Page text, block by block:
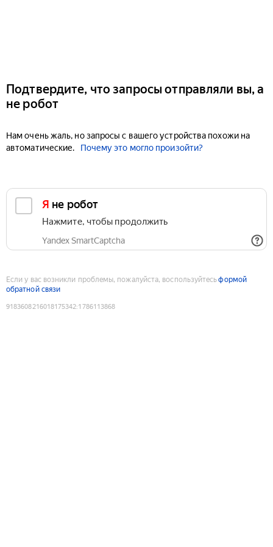
Подтвердите, что запросы отправляли вы, а
не робот
Нам очень жаль, но запросы с вашего устройства похожи на
автоматические.
Почему это могло произойти?
Я не робот
Нажмите, чтобы продолжить
Yandex SmartCaptcha
Если у вас возникли проблемы, пожалуйста, воспользуйтесьформой
обратной связи
9183608216018175342:1786113868